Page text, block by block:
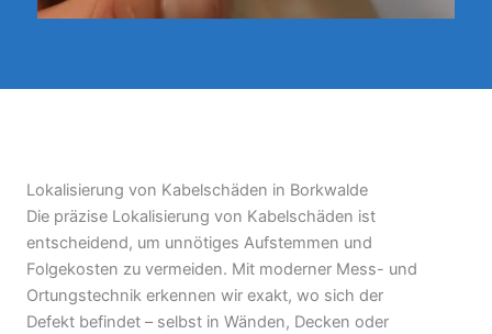
Lokalisierung von Kabelschäden in Borkwalde
Die präzise Lokalisierung von Kabelschäden ist
entscheidend, um unnötiges Aufstemmen und
Folgekosten zu vermeiden. Mit moderner Mess- und
Ortungstechnik erkennen wir exakt, wo sich der
Defekt befindet – selbst in Wänden, Decken oder